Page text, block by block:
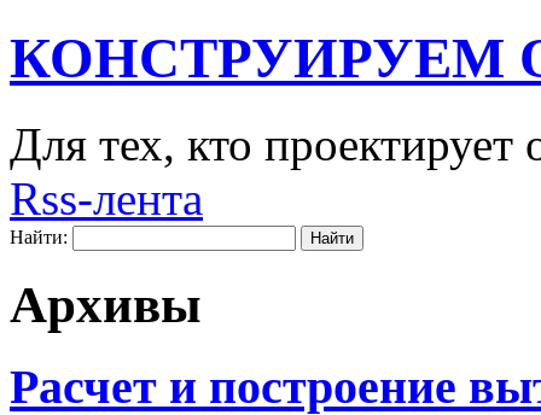
КОНСТРУИРУЕМ
Для тех, кто проектирует
Rss-лента
Найти:
Архивы
Расчет и построение